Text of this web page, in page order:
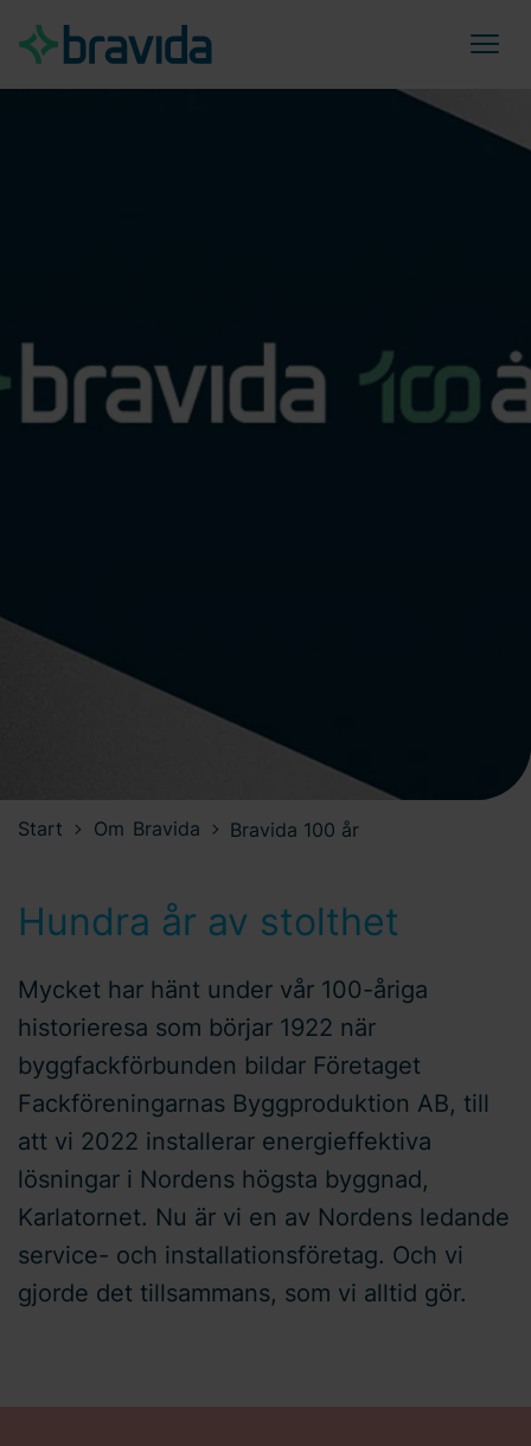
Start Om Bravida Bravida 100 år
Hundra år av stolthet
Mycket har hänt under vår 100-åriga
historieresa som börjar 1922 när
byggfackförbunden bildar Företaget
Fackföreningarnas Byggproduktion AB, till
att vi 2022 installerar energieffektiva
lösningar i Nordens högsta byggnad,
Karlatornet. Nu är vi en av Nordens ledande
service- och installationsföretag. Och vi
gjorde det tillsammans, som vi alltid gör.